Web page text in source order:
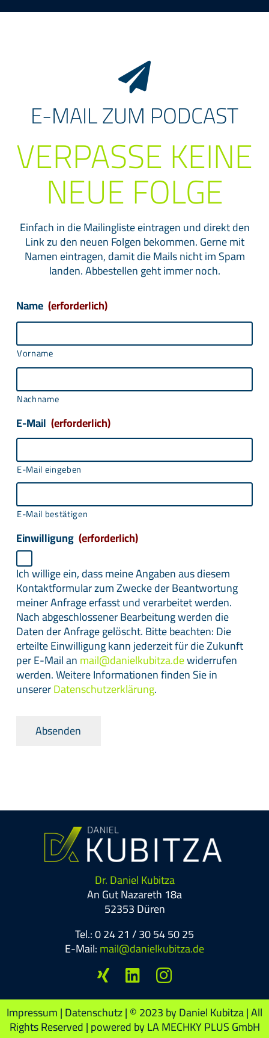
E-MAIL ZUM PODCAST
VERPASSE KEINE
NEUE FOLGE
Einfach in die Mailingliste eintragen und direkt den
Link zu den neuen Folgen bekommen. Gerne mit
Namen eintragen, damit die Mails nicht im Spam
landen. Abbestellen geht immer noch.
Name (erforderlich)
Vorname
Nachname
E-Mail (erforderlich)
E-Mail eingeben
E-Mail bestätigen
Einwilligung (erforderlich)
Ich willige ein, dass meine Angaben aus diesem
Kontaktformular zum Zwecke der Beantwortung
meiner Anfrage erfasst und verarbeitet werden.
Nach abgeschlossener Bearbeitung werden die
Daten der Anfrage gelöscht. Bitte beachten: Die
erteilte Einwilligung kann jederzeit für die Zukunft
per E-Mail anmail@danielkubitza.dewiderrufen
werden. Weitere Informationen finden Sie in
unsererDatenschutzerklärung.
Absenden
Dr. Daniel Kubitza
An Gut Nazareth 18a
52353 Düren
Tel.: 0 24 21 / 30 54 50 25
E-Mail:mail@danielkubitza.de
Impressum|Datenschutz| © 2023 by Daniel Kubitza | All
Rights Reserved | powered by LA MECHKY PLUS GmbH